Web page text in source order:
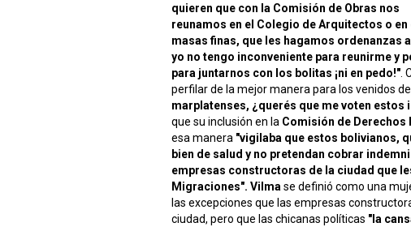
quieren que con la Comisión de Obras nos
reunamos en el Colegio de Arquitectos o
masas finas, que les hagamos ordenanzas
yo no tengo inconveniente para reunirme y
para juntarnos con los bolitas ¡ni en pedo!" .
perfilar de la mejor manera para los venidos de
marplatenses, ¿querés que me voten estos
que su inclusión en la Comisión de Derechos
esa manera "vigilaba que estos bolivianos,
bien de salud y no pretendan cobrar
empresas constructoras de la ciudad que
Migraciones". Vilma se definió como una
las excepciones que las empresas
ciudad, pero que las chicanas políticas "la